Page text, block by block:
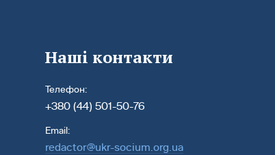
Наші контакти
Телефон:
+380 (44) 501-50-76
Email:
redactor@ukr-socium.org.ua